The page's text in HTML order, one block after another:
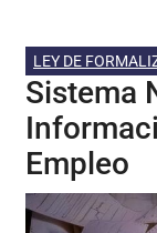
LEY DE
Sistema
Empleo